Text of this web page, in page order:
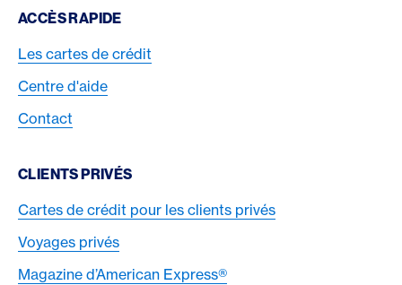
Footer Navigation
ACCÈS RAPIDE
Les cartes de crédit
Centre d'aide
Contact
CLIENTS PRIVÉS
Cartes de crédit pour les clients privés
Voyages privés
Magazine d’American Express®